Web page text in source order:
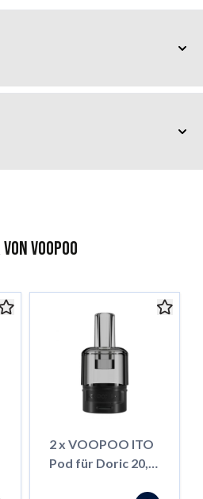
Voopoo
2 x VOOPOO ITO
Pod für Doric 20,